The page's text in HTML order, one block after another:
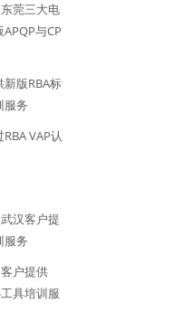
莞三大电
与CP
版RBA标
服务
VAP认
汉客户提
服务
户提供
具培训服